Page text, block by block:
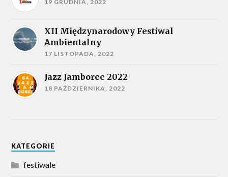
19 GRUDNIA, 2022
XII Międzynarodowy Festiwal
Ambientalny
17 LISTOPADA, 2022
Jazz Jamboree 2022
18 PAŹDZIERNIKA, 2022
KATEGORIE
festiwale